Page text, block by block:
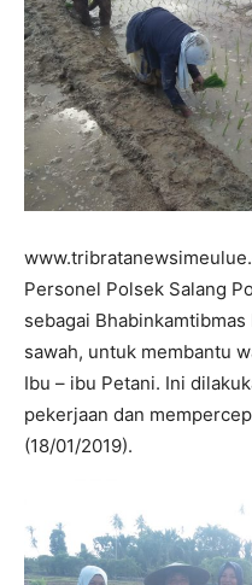
Personel Polsek Salang
sebagai
sawah, untuk membantu
Ibu – ibu Petani. Ini
pekerjaan dan
(18/01/2019).